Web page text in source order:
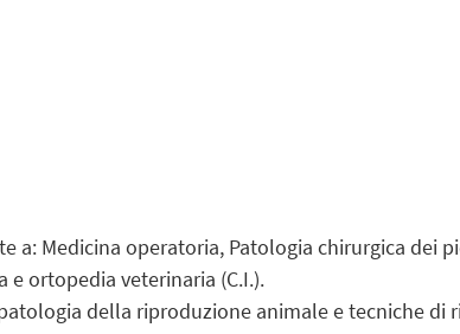
a: Medicina operatoria, Patologia chirurgica dei
ortopedia veterinaria (C.I.).
della riproduzione animale e tecniche di